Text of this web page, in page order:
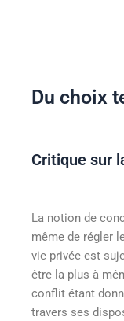
Du choix
Critique sur
La notion de
même de régler
vie privée est
être la plus à
conflit étant
travers ses